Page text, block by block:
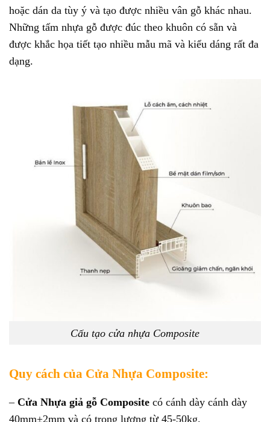
hoặc dán da tùy ý và tạo được nhiều vân gỗ khác nhau.
Những tấm nhựa gỗ được đúc theo khuôn có sẵn và
được khắc họa tiết tạo nhiều mẫu mã và kiểu dáng rất đa
dạng.
Cấu tạo cửa nhựa Composite
Quy cách của Cửa Nhựa Composite:
– Cửa Nhựa giả gỗ Composite có cánh dày cánh dày
40mm±2mm và có trọng lượng từ 45-50kg.